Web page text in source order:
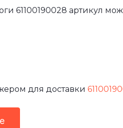
61100190028 артикул
для доставки